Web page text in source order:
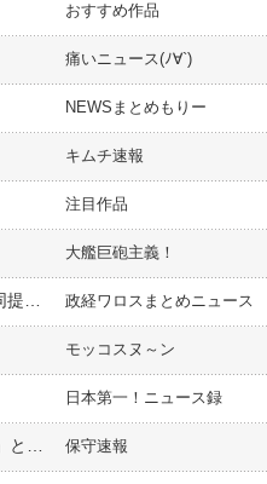
おすすめ作品
痛いニュース(ﾉ∀`)
NEWSまとめもりー
キムチ速報
注目作品
大艦巨砲主義！
政経ワロスまとめニュース
モッコスヌ～ン
日本第一！ニュース録
保守速報